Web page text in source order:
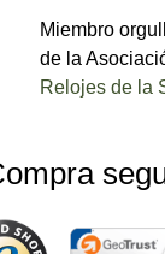
Miembro
de la
Relojes de la